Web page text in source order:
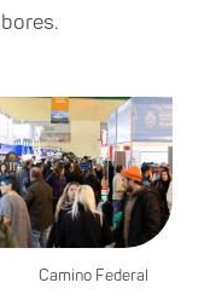
Camino Federal